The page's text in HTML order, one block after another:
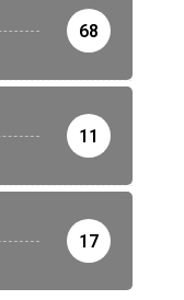
68
11
17